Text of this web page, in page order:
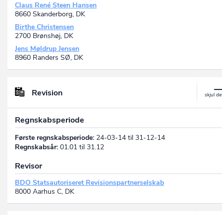
Claus René Steen Hansen
8660 Skanderborg, DK
Birthe Christensen
2700 Brønshøj, DK
Jens Møldrup Jensen
8960 Randers SØ, DK
Revision
Regnskabsperiode
Første regnskabsperiode: 24-03-14 til 31-12-14
Regnskabsår: 01.01 til 31.12
Revisor
BDO Statsautoriseret Revisionspartnerselskab
8000 Aarhus C, DK